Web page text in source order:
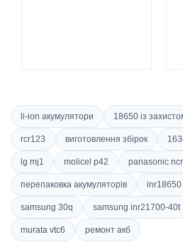
li-ion акумулятори 18650 із
rcr123 виготовлення збірок
lg mj1 molicel p42 panasonic
перепаковка акумуляторів inr18650
samsung 30q samsung inr21700-40t
murata vtc6 ремонт акб